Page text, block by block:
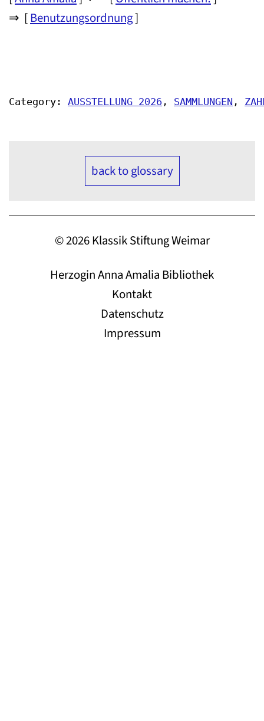
⇒ [Benutzungsordnung]
Category: AUSSTELLUNG 2026 , SAMMLUNGEN ,
back to glossary
© 2026 Klassik Stiftung Weimar
Herzogin Anna Amalia Bibliothek
Kontakt
Datenschutz
Impressum